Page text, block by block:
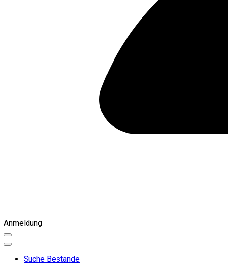
Anmeldung
Suche Bestände